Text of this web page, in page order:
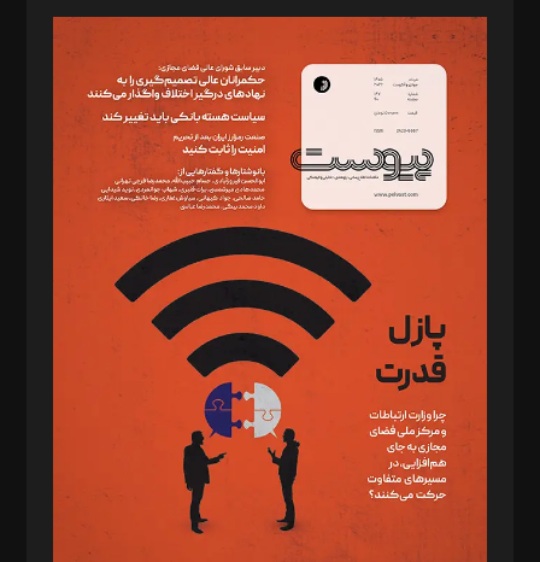
مدیر مسئول: محمدباقر اثنی‌عشری
سردبیر: مهرک محمودی
دبیر تحریریه: میثم قاسمی
د‌بیر ناداستان: سمانه سمیع
د‌بیر خدمت و تجارت: ابوالفضل رجبی
د‌بیر حقوق فناوری: حسام‌الدین ایپکچی
د‌بیر پیوست جهان: مینا پاکدل
د‌بیر تحریریه آنلاین: بابک نقاش
تحریریه‌: مجتبی محمود‌ی، آرش برهمند، یسنا امان‌پور، سروش کرمیان،
مصطفی مسجدی آرانی، ابوالفضل رجبی، زهرا فکرانه، فائزه فتحی
رستمی،مصطفی باستان
ویرایش: نگار استاد‌‌آقا
طراح یونیفرم: مجید توکلی
فیلمبرداری و عکاسی: امیر شفیعی، مانی لطفی زاده
گرافیک و صفحه‌آرایی: سید‌سبحان‌علی ثابت
مد‌یر توسعه تجاری: کامبیز برید‌